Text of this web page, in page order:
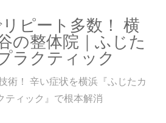
ピート多数！ 横
の整体院｜ふじた
ラクティック
術！ 辛い症状を横浜『ふじたカ
ティック』で根本解消